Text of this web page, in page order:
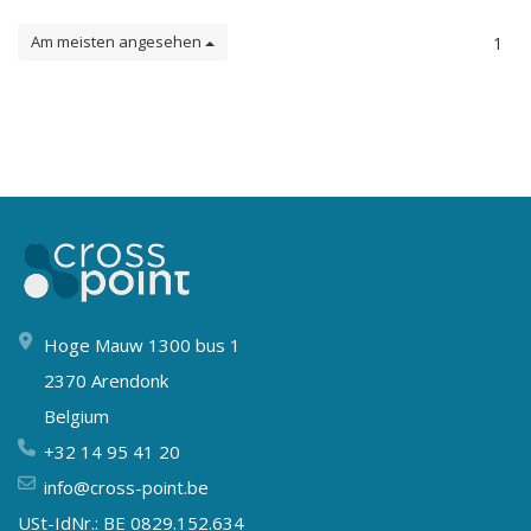
Am meisten angesehen 1
Hoge Mauw 1300 bus 1
2370 Arendonk
Belgium
+32 14 95 41 20
info@cross-point.be
USt-IdNr.: BE 0829.152.634